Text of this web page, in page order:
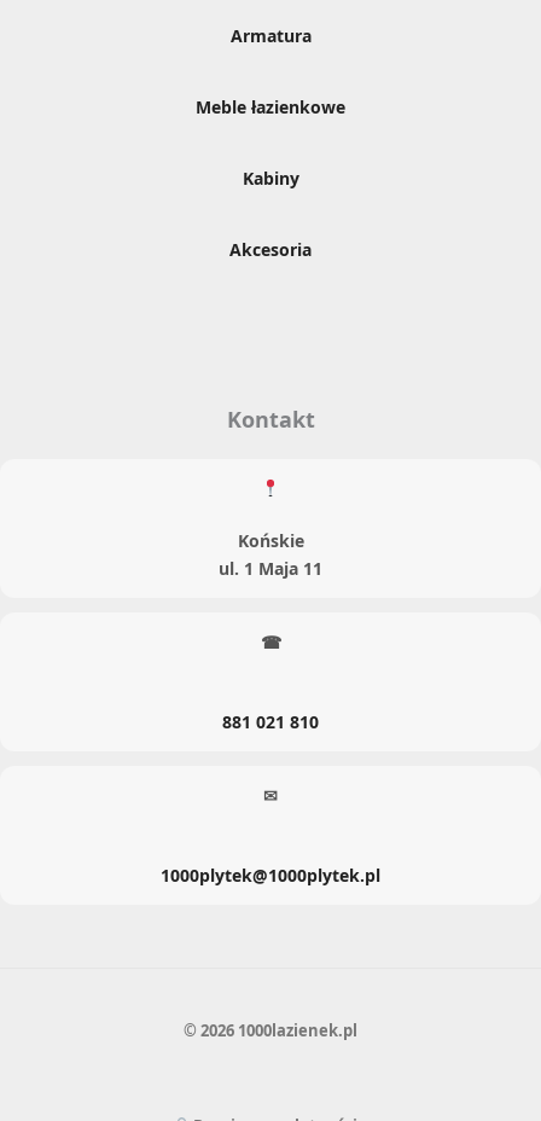
Armatura
Meble łazienkowe
Kabiny
Akcesoria
Kontakt
Końskie
ul. 1 Maja 11
☎
881 021 810
✉
1000plytek@1000plytek.pl
© 2026 1000lazienek.pl